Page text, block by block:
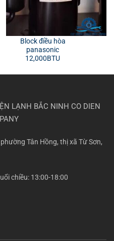
Block điều hòa
panasonic
12,000BTU
LẠNH BẮC NINH CO DIEN
Tân Hồng, thị xã Từ Sơn,
chiều: 13:00-18:00